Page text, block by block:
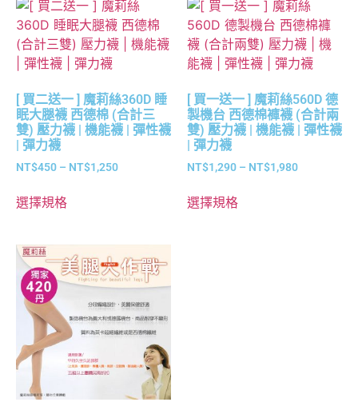
[ 買二送一 ] 魔莉絲360D 睡
眠大腿襪 西德棉 (合計三
雙) 壓力襪 | 機能襪 | 彈性襪
| 彈力襪
NT$450 – NT$1,250
選擇規格
[ 買一送一 ] 魔莉絲560D 德
製機台 西德棉褲襪 (合計兩
雙) 壓力襪 | 機能襪 | 彈性襪
| 彈力襪
NT$1,290 – NT$1,980
選擇規格